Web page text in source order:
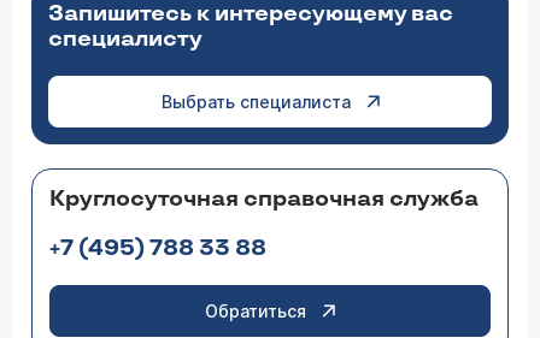
Запишитесь к интересующему вас
специалисту
Выбрать специалиста
Круглосуточная справочная служба
+7 (495) 788 33 88
Обратиться